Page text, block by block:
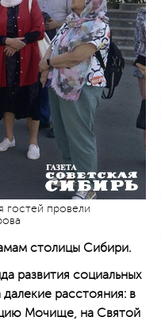
гостей провели
столицы Сибири.
развития социальных
расстояния: в
Мочище, на Святой